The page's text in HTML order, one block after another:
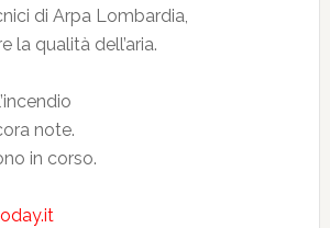
di Arpa Lombardia,
la qualità dell’aria.
note.
in corso.